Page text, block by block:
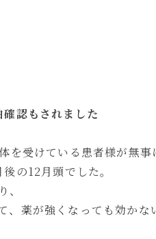
認もされました
を受けている患者様が無事
の12月頭でした。
、薬が強くなっても効かな